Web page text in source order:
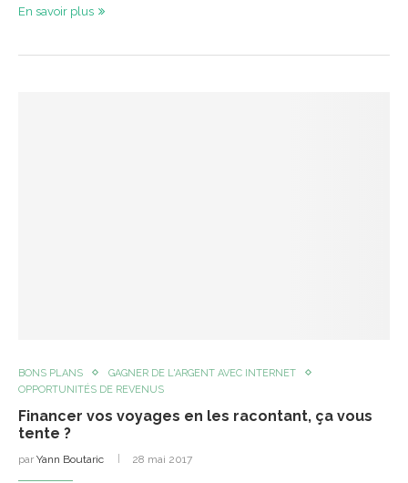
En savoir plus
BONS PLANS
GAGNER DE L'ARGENT AVEC INTERNET
OPPORTUNITÉS DE REVENUS
Financer vos voyages en les racontant, ça vous
tente ?
par Yann Boutaric 28 mai 2017